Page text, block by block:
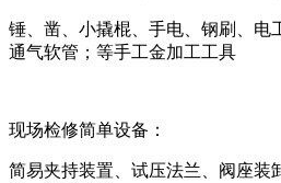
锤、凿、小撬棍、手电、钢刷、电
通气软管；等手工金加工工具
现场检修简单设备：
简易夹持装置、试压法兰、阀座装